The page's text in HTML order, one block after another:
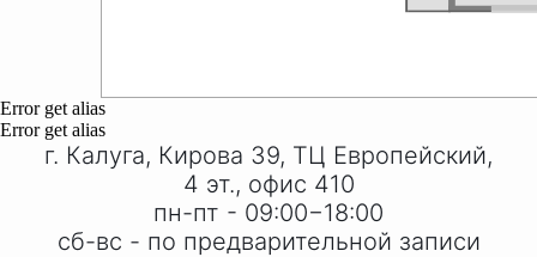
Error get alias
Error get alias
г. Калуга, Кирова 39, ТЦ Европейский,
4 эт., офис 410
пн-пт - 09:00−18:00
сб-вс - по предварительной записи